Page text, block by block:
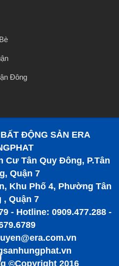
Đông
ĐỘNG SẢN ERA
Cư Tân Quy Đông, P.Tân
Quận 7
Khu Phố 4, Phường Tân
, Quận 7
- Hotline: 0909.477.288 -
©Copyright 2016